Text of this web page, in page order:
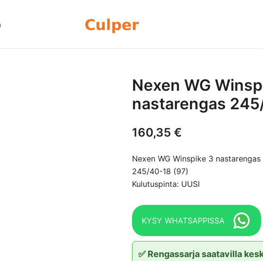
Nexen WG
nastarengas
160,35 €
Nexen WG Winspike 3 nastarengas
245/40-18 (97)
Kulutuspinta: UUSI
KYSY WHATSAPPISSA
✅ Rengassarja saatavilla